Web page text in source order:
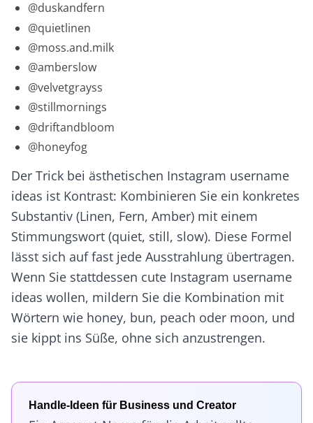
@duskandfern
@quietlinen
@moss.and.milk
@amberslow
@velvetgrayss
@stillmornings
@driftandbloom
@honeyfog
Der Trick bei ästhetischen Instagram username
ideas ist Kontrast: Kombinieren Sie ein konkretes
Substantiv (Linen, Fern, Amber) mit einem
Stimmungswort (quiet, still, slow). Diese Formel
lässt sich auf fast jede Ausstrahlung übertragen.
Wenn Sie stattdessen cute Instagram username
ideas wollen, mildern Sie die Kombination mit
Wörtern wie honey, bun, peach oder moon, und
sie kippt ins Süße, ohne sich anzustrengen.
Handle-Ideen für Business und Creator